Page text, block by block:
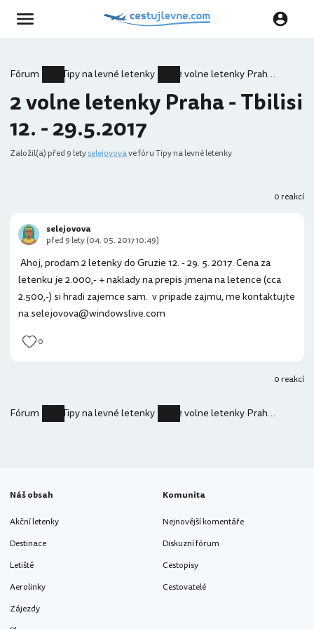
Fórum Tipy na levné letenky 2 volne letenky Praha - Tbilisi 12. - 29.5.2017
2 volne letenky Praha - Tbilisi
12. - 29.5.2017
Založil(a) před 9 letyselejovovave fóru Tipy na levné letenky
0 reakcí
Ahoj, prodam 2 letenky do Gruzie 12. - 29. 5. 2017. Cena za
letenku je 2.000,- + naklady na prepis jmena na letence (cca
2.500,-) si hradi zajemce sam. v pripade zajmu, me kontaktujte
na selejovova@windowslive.com
0
selejovova
před 9 lety (04. 05. 2017 10:49)
0 reakcí
Fórum Tipy na levné letenky 2 volne letenky Praha - Tbilisi 12. - 29.5.2017
Náš obsah
Akční letenky
Destinace
Letiště
Aerolinky
Zájezdy
Komunita
Nejnovější komentáře
Diskuzní fórum
Cestopisy
Cestovatelé